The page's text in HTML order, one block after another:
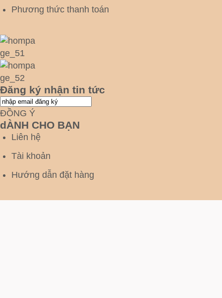
Phương thức thanh toán
Đăng ký nhận tin tức
ĐỒNG Ý
dÀNH CHO BẠN
Liên hệ
Tài khoản
Hướng dẫn đặt hàng